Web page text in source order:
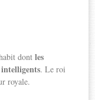
dontles
intelligents. Le roi
royale.